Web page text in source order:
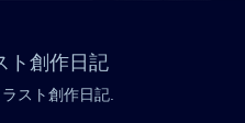
ト創作日記
スト創作日記.